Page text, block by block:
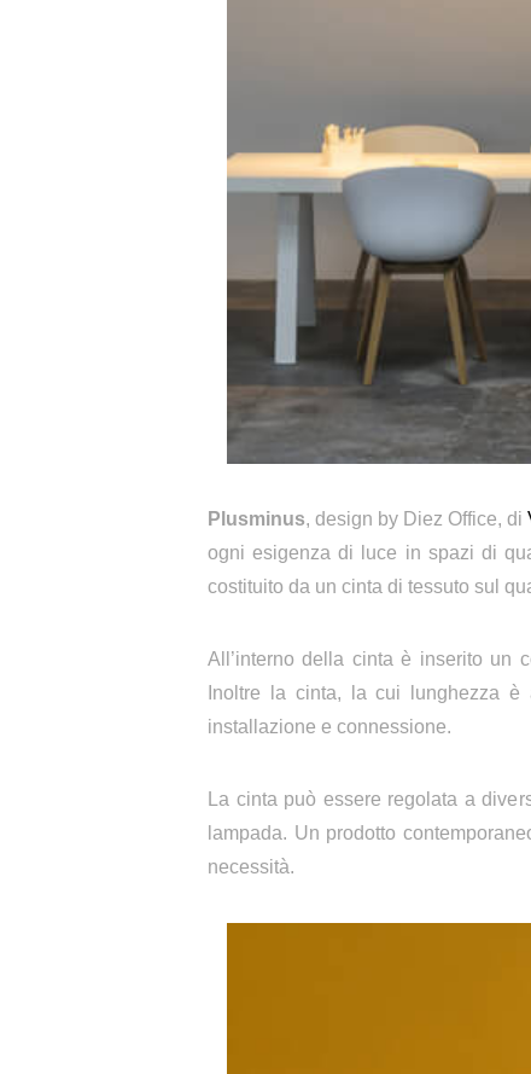
Plusminus, design by Diez Office, di
ogni esigenza di luce in spazi di
costituito da un cinta di tessuto sul
All’interno della cintaè inserito un
Inoltre la cinta,
la cui lunghezza
installazione e connessione.
La cinta può essere regolata a
lampada.‎ Un prodotto
necessità.